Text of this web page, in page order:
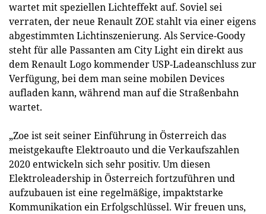
wartet mit speziellen Lichteffekt auf. Soviel sei
verraten, der neue Renault ZOE stahlt via einer eigens
abgestimmten Lichtinszenierung. Als Service-Goody
steht für alle Passanten am City Light ein direkt aus
dem Renault Logo kommender USP-Ladeanschluss zur
Verfügung, bei dem man seine mobilen Devices
aufladen kann, während man auf die Straßenbahn
wartet.
„Zoe ist seit seiner Einführung in Österreich das
meistgekaufte Elektroauto und die Verkaufszahlen
2020 entwickeln sich sehr positiv. Um diesen
Elektroleadership in Österreich fortzuführen und
aufzubauen ist eine regelmäßige, impaktstarke
Kommunikation ein Erfolgschlüssel. Wir freuen uns,